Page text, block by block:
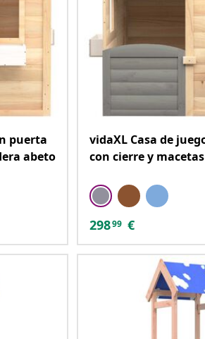
puerta
abeto
vidaXL Casa de
con cierre y
29899 €